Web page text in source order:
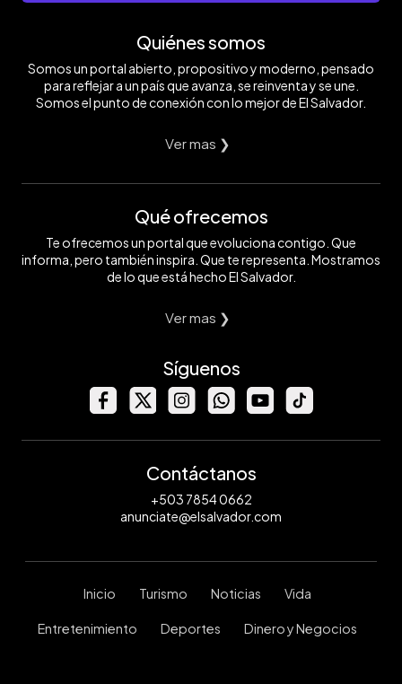
Quiénes somos
Somos un portal abierto, propositivo y moderno, pensado
para reflejar a un país que avanza, se reinventa y se une.
Somos el punto de conexión con lo mejor de El Salvador.
Ver mas ❯
Qué ofrecemos
Te ofrecemos un portal que evoluciona contigo. Que
informa, pero también inspira. Que te representa. Mostramos
de lo que está hecho El Salvador.
Ver mas ❯
Síguenos
Contáctanos
+503 7854 0662
anunciate@elsalvador.com
Inicio Turismo Noticias Vida
Entretenimiento Deportes Dinero y Negocios